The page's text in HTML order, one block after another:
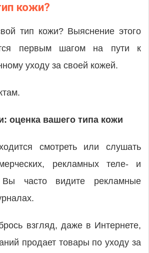
кожи?
тип кожи? Выяснение этого
первым шагом на пути к
уходу за своей кожей.
оценка вашего типа кожи
смотреть или слушать
рекламных теле- и
Вы часто видите рекламные
взгляд, даже в Интернете,
продает товары по уходу за